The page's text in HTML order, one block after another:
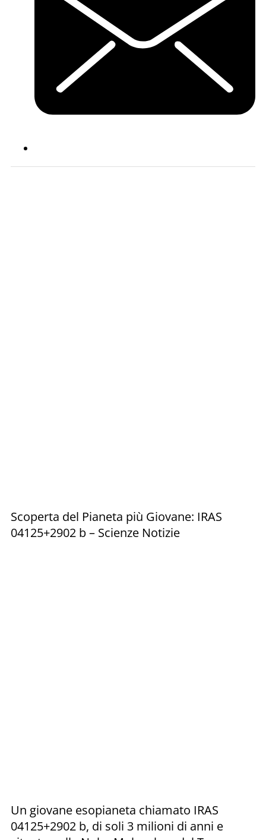
Scoperta del Pianeta più Giovane: IRAS
04125+2902 b – Scienze Notizie
Un giovane esopianeta chiamato IRAS
04125+2902 b, di soli 3 milioni di anni e